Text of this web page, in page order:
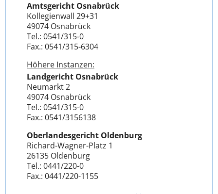
Amtsgericht Osnabrück
Kollegienwall 29+31
49074 Osnabrück
Tel.: 0541/315-0
Fax.: 0541/315-6304
Höhere Instanzen:
Landgericht Osnabrück
Neumarkt 2
49074 Osnabrück
Tel.: 0541/315-0
Fax.: 0541/3156138
Oberlandesgericht Oldenburg
Richard-Wagner-Platz 1
26135 Oldenburg
Tel.: 0441/220-0
Fax.: 0441/220-1155